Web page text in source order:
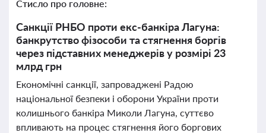
Стисло про головне:
Санкції РНБО проти екс-банкіра Лагуна:
банкрутство фізособи та стягнення боргів
через підставних менеджерів у розмірі 23
млрд грн
Економічні санкції, запроваджені Радою
національної безпеки і оборони України проти
колишнього банкіра Миколи Лагуна, суттєво
впливають на процес стягнення його боргових